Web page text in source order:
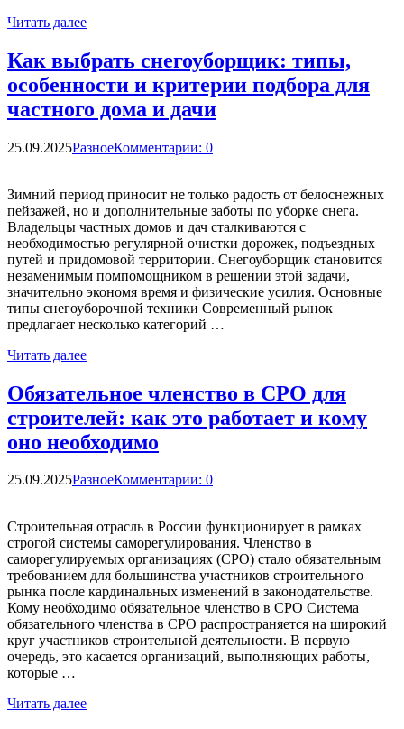
Читать далее
Как выбрать снегоуборщик: типы,
особенности и критерии подбора для
частного дома и дачи
25.09.2025РазноеКомментарии: 0
Зимний период приносит не только радость от белоснежных
пейзажей, но и дополнительные заботы по уборке снега.
Владельцы частных домов и дач сталкиваются с
необходимостью регулярной очистки дорожек, подъездных
путей и придомовой территории. Снегоуборщик становится
незаменимым помпомощником в решении этой задачи,
значительно экономя время и физические усилия. Основные
типы снегоуборочной техники Современный рынок
предлагает несколько категорий …
Читать далее
Обязательное членство в СРО для
строителей: как это работает и кому
оно необходимо
25.09.2025РазноеКомментарии: 0
Строительная отрасль в России функционирует в рамках
строгой системы саморегулирования. Членство в
саморегулируемых организациях (СРО) стало обязательным
требованием для большинства участников строительного
рынка после кардинальных изменений в законодательстве.
Кому необходимо обязательное членство в СРО Система
обязательного членства в СРО распространяется на широкий
круг участников строительной деятельности. В первую
очередь, это касается организаций, выполняющих работы,
которые …
Читать далее